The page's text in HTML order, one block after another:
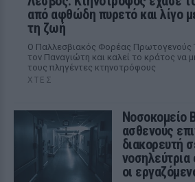
από αφθώδη πυρετό και λίγο
τη ζωή
Ο Παλλεσβιακός Φορέας Πρωτογενούς
τον Παναγιώτη και καλεί το κράτος να
τους πληγέντες κτηνοτρόφους
ΧΤΕΣ
Νοσοκομείο
ασθενούς
διακορευτή
νοσηλεύτρια
οι